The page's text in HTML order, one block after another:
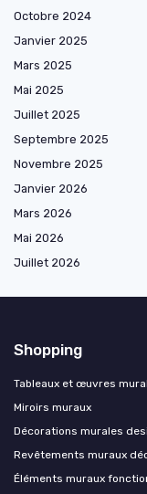
Octobre 2024
Janvier 2025
Mars 2025
Mai 2025
Juillet 2025
Septembre 2025
Novembre 2025
Janvier 2026
Mars 2026
Mai 2026
Juillet 2026
Shopping
Tableaux et œuvres
Miroirs muraux
Décorations murales
Revêtements muraux
Éléments muraux